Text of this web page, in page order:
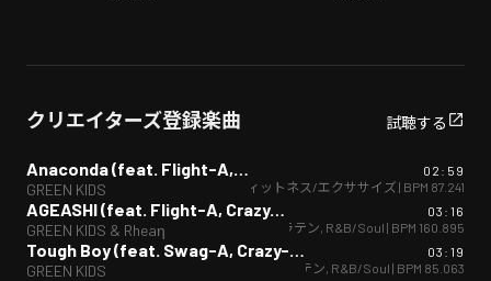
クリエイターズ登録楽曲 試聴する
Anaconda (feat. Flight-A, BARCO, Swag-A & Crazy-K)
GREEN KIDS
02:59
ヒップホップ/ラップ
フィットネス/エクササイズ | BPM 87.241
AGEASHI (feat. Flight-A, Crazy-K, BARCO, Swag-A & ACHA)
GREEN KIDS & Rheaη
03:16
ヒップホップ/ラップ
ラテン, R&B/Soul | BPM 160.895
Tough Boy (feat. Swag-A, Crazy-K, ACHA, BARCO, Flight-A & Rheaη)
GREEN KIDS
03:19
ラテン, R&B/Soul | BPM 85.063